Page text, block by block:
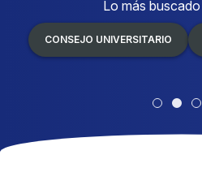
Lo más buscado
CONSEJO UNIVERSITARIO